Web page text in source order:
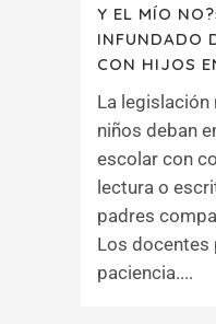
Y EL MÍO
INFUNDADO
CON HIJOS
La legislación
niños deban
escolar con
lectura o
padres
Los docentes
paciencia....